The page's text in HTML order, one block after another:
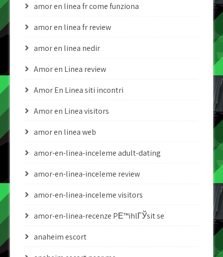
amor en linea fr come funziona
amor en linea fr review
amor en linea nedir
Amor en Linea review
Amor En Linea siti incontri
Amor en Linea visitors
amor en linea web
amor-en-linea-inceleme adult-dating
amor-en-linea-inceleme review
amor-en-linea-inceleme visitors
amor-en-linea-recenze PЕ™ihlГЎsit se
anaheim escort